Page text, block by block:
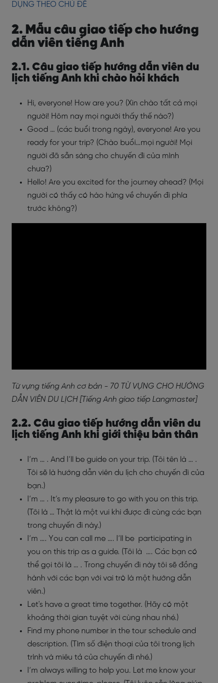
DỤNG THEO CHỦ ĐỀ
2. Mẫu câu giao tiếp cho hướng
dẫn viên tiếng Anh
2.1. Câu giao tiếp hướng dẫn viên du
lịch tiếng Anh khi chào hỏi khách
Hi, everyone! How are you? (Xin chào tất cả mọi
người! Hôm nay mọi người thấy thế nào?)
Good … (các buổi trong ngày), everyone! Are you
ready for your trip? (Chào buổi…mọi người! Mọi
người đã sẵn sàng cho chuyến đi của mình
chưa?)
Hello! Are you excited for the journey ahead? (Mọi
người có thấy có hào hứng về chuyến đi phía
trước không?)
Từ vựng tiếng Anh cơ bản - 70 TỪ VỰNG CHO HƯỚNG
DẪN VIÊN DU LỊCH [Tiếng Anh giao tiếp Langmaster]
2.2. Câu giao tiếp hướng dẫn viên du
lịch tiếng Anh khi giới thiệu bản thân
I’m … . And I’ll be guide on your trip. (Tôi tên là … .
Tôi sẽ là hướng dẫn viên du lịch cho chuyến đi của
bạn.)
I’m … . It’s my pleasure to go with you on this trip.
(Tôi là … Thật là một vui khi được đi cùng các bạn
trong chuyến đi này.)
I’m …. You can call me …. I’ll be participating in
you on this trip as a guide. (Tôi là …. Các bạn có
thể gọi tôi là … . Trong chuyến đi này tôi sẽ đồng
hành với các bạn với vai trò là một hướng dẫn
viên.)
Let's have a great time together. (Hãy có một
khoảng thời gian tuyệt vời cùng nhau nhé.)
Find my phone number in the tour schedule and
description. (Tìm số điện thoại của tôi trong lịch
trình và miêu tả của chuyến đi nhé.)
I’m always willing to help you. Let me know your